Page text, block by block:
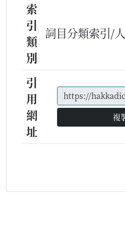
索
引
類
別
詞目分類索引/
引
用
網
址
複